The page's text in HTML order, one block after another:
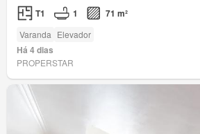
T1 1 71 m²
Varanda Elevador
Há 4 dias
PROPERSTAR